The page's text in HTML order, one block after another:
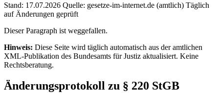
Stand: 17.07.2026 Quelle: gesetze-im-internet.de (amtlich) Täglich
auf Änderungen geprüft
Dieser Paragraph ist weggefallen.
Hinweis: Diese Seite wird täglich automatisch aus der amtlichen
XML-Publikation des Bundesamts für Justiz aktualisiert. Keine
Rechtsberatung.
Änderungsprotokoll zu § 220 StGB